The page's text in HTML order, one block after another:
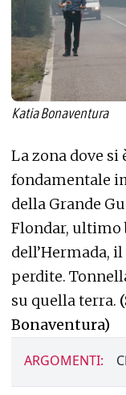
Katia Bonaventura
La zona dove si
fondamentale
della Grande
Flondar, ultimo
dell’Hermada,
perdite.
su quella terra.
Bonaventura)
ARGOMENTI: